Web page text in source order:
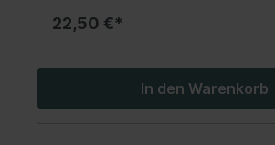
22,50 €*
In den Warenkorb